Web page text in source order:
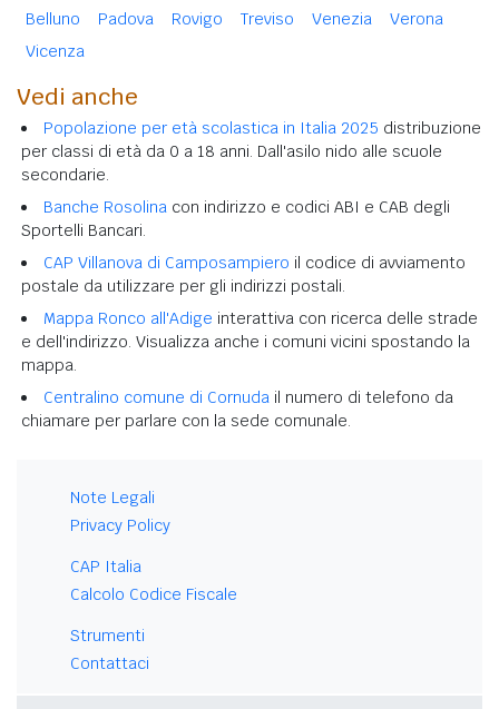
Belluno Padova Rovigo Treviso Venezia
Verona
Vicenza
Vedi anche
Popolazione per età scolastica in Italia 2025 distribuzione
per classi di età da 0 a 18 anni. Dall'asilo nido alle scuole
secondarie.
Banche Rosolina con indirizzo e codici ABI e CAB degli
Sportelli Bancari.
CAP Villanova di Camposampiero il codice di avviamento
postale da utilizzare per gli indirizzi postali.
Mappa Ronco all'Adige interattiva con ricerca delle strade
e dell'indirizzo. Visualizza anche i comuni vicini spostando la
mappa.
Centralino comune di Cornuda il numero di telefono da
chiamare per parlare con la sede comunale.
Note Legali
Privacy Policy
CAP Italia
Calcolo Codice Fiscale
Strumenti
Contattaci